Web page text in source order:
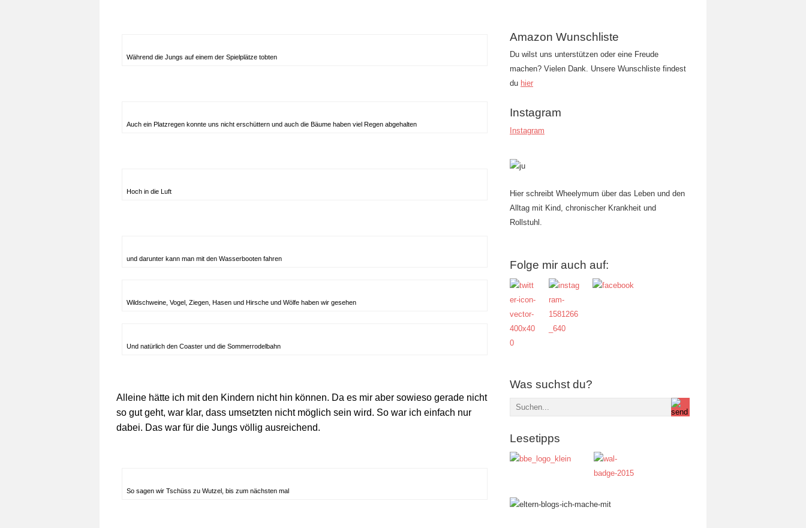
Während die Jungs auf einem der Spielplätze tobten
Auch ein Platzregen konnte uns nicht erschüttern und auch die Bäume haben viel Regen abgehalten
Hoch in die Luft
und darunter kann man mit den Wasserbooten fahren
Wildschweine, Vogel, Ziegen, Hasen und Hirsche und Wölfe haben wir gesehen
Und natürlich den Coaster und die Sommerrodelbahn
Alleine hätte ich mit den Kindern nicht hin können. Da es mir aber sowieso gerade nicht
so gut geht, war klar, dass umsetzten nicht möglich sein wird. So war ich einfach nur
dabei. Das war für die Jungs völlig ausreichend.
So sagen wir Tschüss zu Wutzel, bis zum nächsten mal
Amazon Wunschliste
Du wilst uns unterstützen oder eine Freude
machen? Vielen Dank. Unsere Wunschliste findest
du hier
Instagram
Instagram
Hier schreibt Wheelymum über das Leben und den
Alltag mit Kind, chronischer Krankheit und
Rollstuhl.
Folge mir auch auf:
Was suchst du?
Lesetipps